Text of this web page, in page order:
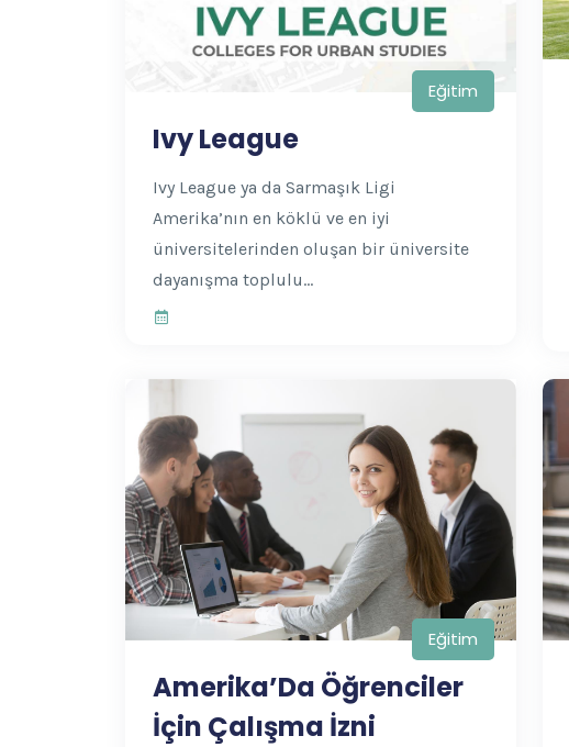
Eğitim
Ivy League
Ivy League ya da Sarmaşık Ligi
Amerika’nın en köklü ve en iyi
üniversitelerinden oluşan bir üniversite
dayanışma toplulu...
Eğitim
Amerika’Da Öğrenciler
İçin Çalışma İzni